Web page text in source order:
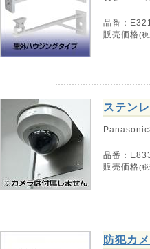
品番：
販売価格(
ステン
品番：
販売価格(
防犯カ